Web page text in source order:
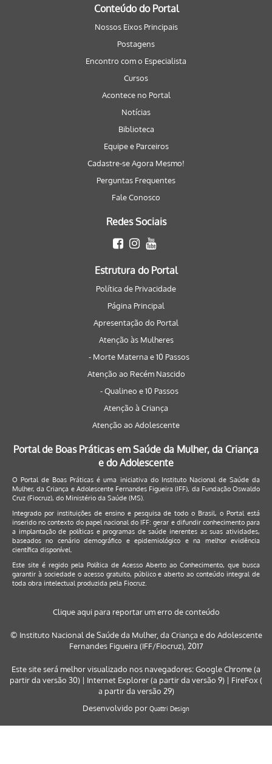
Conteúdo do Portal
Nossos Eixos Principais
Postagens
Encontro com o Especialista
Cursos
Acontece no Portal
Notícias
Biblioteca
Equipe e Parceiros
Cadastre-se Agora Mesmo!
Perguntas Frequentes
Fale Conosco
Redes Sociais
Estrutura do Portal
Política de Privacidade
Página Principal
Apresentação do Portal
Atenção às Mulheres
- Morte Materna e 10 Passos
Atenção ao Recém Nascido
- Qualineo e 10 Passos
Atenção à Criança
Atenção ao Adolescente
Portal de Boas Práticas em Saúde da Mulher, da Criança
e do Adolescente
O Portal de Boas Práticas é uma iniciativa do Instituto Nacional de Saúde da
Mulher, da Criança e Adolescente Fernandes Figueira (IFF), da Fundação Oswaldo
Cruz (Fiocruz), do Ministério da Saúde (MS).
Integrado por instituições de ensino e pesquisa de todo o Brasil, o Portal está
inserido no contexto do papel nacional do IFF: gerar e difundir conhecimento para
a implantação de políticas e programas de saúde inerentes as suas atividades,
baseados no cenário demográfico e epidemiológico e na melhor evidência
científica disponível.
Este site é regido pela Política de Acesso Aberto ao Conhecimento, que busca
garantir à sociedade o acesso gratuito, público e aberto ao conteúdo integral de
toda obra intelectual produzida pela Fiocruz.
Clique aqui para reportar um erro de conteúdo
© Instituto Nacional de Saúde da Mulher, da Criança e do Adolescente
Fernandes Figueira (IFF/Fiocruz), 2017
Este site será melhor visualizado nos navegadores: Google Chrome (a
partir da versão 30) | Internet Explorer (a partir da versão 9) | FireFox (
a partir da versão 29)
Desenvolvido por Quattri Design